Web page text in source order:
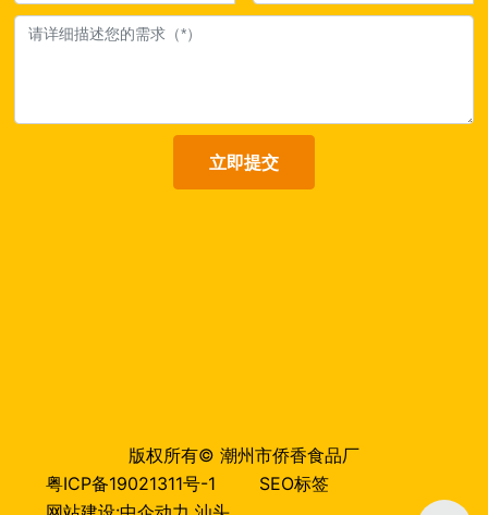
立即提交
版权所有© 潮州市侨香食品厂
粤ICP备19021311号-1
SEO标签